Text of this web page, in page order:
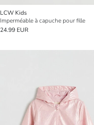
LCW Kids
Imperméable à capuche pour fille
24.99 EUR